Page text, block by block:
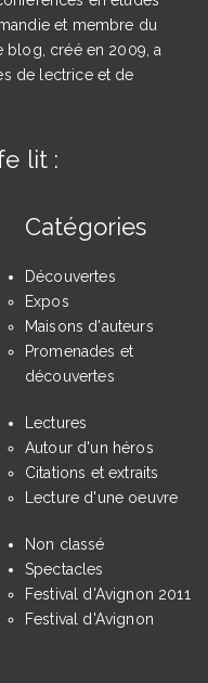
et membre du
blog, créé en 2009, a
de lectrice et de
lit :
Catégories
Découvertes
Expos
Maisons d'auteurs
Promenades et
découvertes
Lectures
Autour d'un héros
Citations et extraits
Lecture d'une oeuvre
Non classé
Spectacles
Festival d'Avignon 2011
Festival d'Avignon